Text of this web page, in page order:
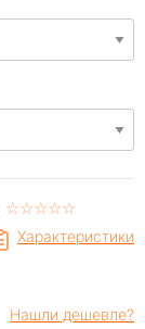
☆☆☆☆☆
★★★★★
Характеристики
Нашли дешевле?